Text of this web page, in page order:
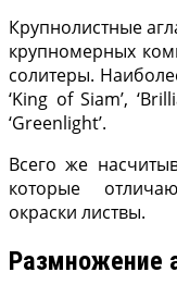
Крупнолистные
крупномерных
солитеры.
‘King of Siam’,
‘Greenlight’.
Всего же
которые
окраски листвы.
Размножение